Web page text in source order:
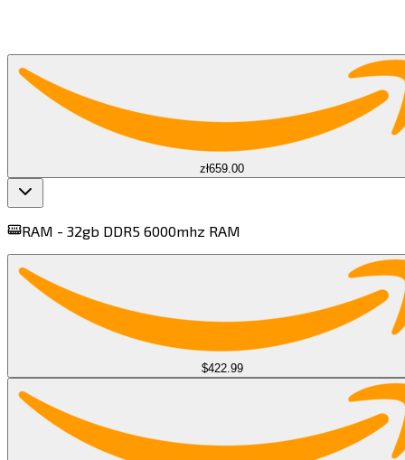
zł659.00
RAM - 32gb DDR5 6000mhz RAM​​​​‌ ‍ ​‍​‍‌‍ ‌ ​‍‌‍‍‌‌‍‌ ‌‍‍‌‌‍ ‍​‍​‍​ ‍‍​‍​‍‌ ​ ‌‍​‌‌‍ ‍‌‍‍‌‌ ‌​‌ ‍‌​‍ ‍‌‍‍‌‌‍ ​‍​‍​‍ ​​‍​‍‌‍‍​‌ ​‍‌‍‌‌‌‍‌‍​‍​‍​ ‍‍​‍​‍​‍ ‌‍​‌‌‍‌​‌‍ ‌‌‍‍‌‌‍ ‍​‍ ‌‍‍‌‌‍ ‍‌ ‌​‌‍‌‌‌‍ ‍‌ ‌​​‍ ‌‍‌‌‌‍‌​‌‍‍‌‌ ‌​​‍ ‌‍ ‌‌‍ ‌‍‌​‌‍‌‌​ ‌‌ ​​‌ ​‍‌‍‌‌‌ ​ ‌‍‌‌‌‍ ‍‌ ‌​‌‍​‌‌ ‌​‌‍‍‌‌‍ ‌‍ ‍​ ‍ ‌‍‍‌‌‍‌​​ ‌​ ​ ​ ‌ ‌‍​ ‌‍​‍​ ‍‌‌‍​‌​ ‌‍​ ‍​​‍ ‌​ ​ ​ ​ ​ ‌​‌‍‌‌​‍ ‌​ ‌​​ ​‍‌‍​‌​ ‍‌​‍ ‌‌‍​‍‌‍​‌‌‍​‌‌‍​‌​‍ ‌​ ‌‍​ ‌ ‌‍​ ‌‍​ ​ ‍‌​ ‍‌​ ‌‌‌‍‌​‌‍​‌​ ​‍​ ​ ‌‍​ ​ ‍ ‌ ‌​‌ ‍‌‌ ​​‌‍‌‌​ ‌‌ ​‍‌‍​‌‌‍ ‌​ ‍ ‌ ​​‌‍​‌‌ ‌​‌‍‍​​ ‌‌‍ ‍‌‍​‌‌‍ ‌‌‍‌‌​ ‌‍​‍‌‍​‌‌ ​ ‌‍‌‌‌‌‌‌‌ ​‍‌‍ ​​ ‌​‍‌‌​ ​‍‌​‌‍‌‍​‌‌‍‌​‌‍ ‌‌‍‍‌‌‍ ‍​‍‌‍‌‍‍‌‌‍‌​​ ‌​ ​ ​ ‌ ‌‍​ ‌‍​‍​ ‍‌‌‍​‌​ ‌‍​ ‍​​‍ ‌​ ​ ​ ​ ​ ‌​‌‍‌‌​‍ ‌​ ‌​​ ​‍‌‍​‌​ ‍‌​‍ ‌‌‍​‍‌‍​‌‌‍​‌‌‍​‌​‍ ‌​ ‌‍​ ‌ ‌‍​ ‌‍​ ​ ‍‌​ ‍‌​ ‌‌‌‍‌​‌‍​‌​ ​‍​ ​ ‌‍​ ​‍‌‍‌ ‌​‌ ‍‌‌ ​​‌‍‌‌​ ‌‌ ​‍‌‍​‌‌‍ ‌​‍‌‍‌ ​​‌‍​‌‌ ‌​‌‍‍​​ ‌‌‍ ‍‌‍​‌‌‍ ‌‌‍‌‌​‍‌‍‌ ​​‌‍‌‌‌ ​‍‌ ​ ‌ ​​‌‍‌‌‌‍​ ‌ ‌​‌‍‍‌‌ ‌‍‌‍‌‌​ ‌‌ ​​‌ ‌‌‌‍​‍‌‍ ​‌‍‍‌‌ ​ ‌‍‍​‌‍‌‌‌‍‌​​‍​‍‌ ‌
$422.99